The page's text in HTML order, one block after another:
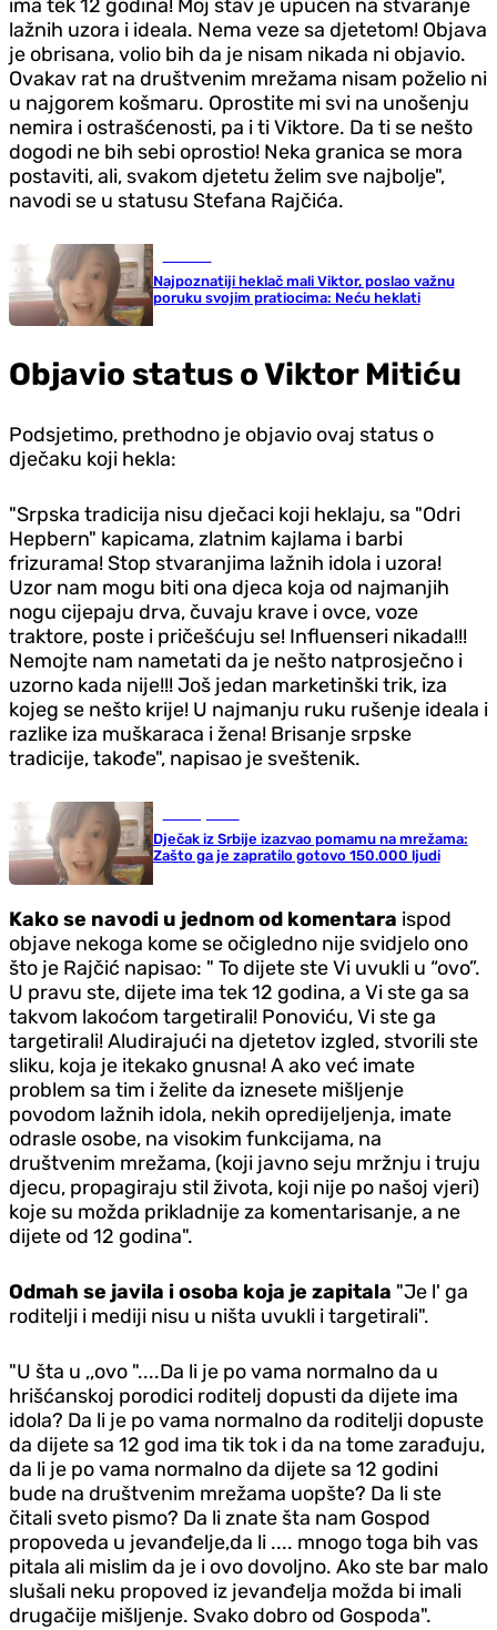
ima tek 12 godina! Moj stav je upućen na stvaranje
lažnih uzora i ideala. Nema veze sa djetetom! Objava
je obrisana, volio bih da je nisam nikada ni objavio.
Ovakav rat na društvenim mrežama nisam poželio ni
u najgorem košmaru. Oprostite mi svi na unošenju
nemira i ostrašćenosti, pa i ti Viktore. Da ti se nešto
dogodi ne bih sebi oprostio! Neka granica se mora
postaviti, ali, svakom djetetu želim sve najbolje",
navodi se u statusu Stefana Rajčića.
Najpoznatiji heklač mali Viktor, poslao važnu
poruku svojim pratiocima: Neću heklati
Objavio status o Viktor Mitiću
Podsjetimo, prethodno je objavio ovaj status o
dječaku koji hekla:
"Srpska tradicija nisu dječaci koji heklaju, sa "Odri
Hepbern" kapicama, zlatnim kajlama i barbi
frizurama! Stop stvaranjima lažnih idola i uzora!
Uzor nam mogu biti ona djeca koja od najmanjih
nogu cijepaju drva, čuvaju krave i ovce, voze
traktore, poste i pričešćuju se! Influenseri nikada!!!
Nemojte nam nametati da je nešto natprosječno i
uzorno kada nije!!! Još jedan marketinški trik, iza
kojeg se nešto krije! U najmanju ruku rušenje ideala i
razlike iza muškaraca i žena! Brisanje srpske
tradicije, takođe", napisao je sveštenik.
Dječak iz Srbije izazvao pomamu na mrežama:
Zašto ga je zapratilo gotovo 150.000 ljudi
Kako se navodi u jednom od komentara ispod
objave nekoga kome se očigledno nije svidjelo ono
što je Rajčić napisao: " To dijete ste Vi uvukli u “ovo”.
U pravu ste, dijete ima tek 12 godina, a Vi ste ga sa
takvom lakoćom targetirali! Ponoviću, Vi ste ga
targetirali! Aludirajući na djetetov izgled, stvorili ste
sliku, koja je itekako gnusna! A ako već imate
problem sa tim i želite da iznesete mišljenje
povodom lažnih idola, nekih opredijeljenja, imate
odrasle osobe, na visokim funkcijama, na
društvenim mrežama, (koji javno seju mržnju i truju
djecu, propagiraju stil života, koji nije po našoj vjeri)
koje su možda prikladnije za komentarisanje, a ne
dijete od 12 godina".
Odmah se javila i osoba koja je zapitala "Je l' ga
roditelji i mediji nisu u ništa uvukli i targetirali".
"U šta u ,,ovo "....Da li je po vama normalno da u
hrišćanskoj porodici roditelj dopusti da dijete ima
idola? Da li je po vama normalno da roditelji dopuste
da dijete sa 12 god ima tik tok i da na tome zarađuju,
da li je po vama normalno da dijete sa 12 godini
bude na društvenim mrežama uopšte? Da li ste
čitali sveto pismo? Da li znate šta nam Gospod
propoveda u jevanđelje,da li .... mnogo toga bih vas
pitala ali mislim da je i ovo dovoljno. Ako ste bar malo
slušali neku propoved iz jevanđelja možda bi imali
drugačije mišljenje. Svako dobro od Gospoda".